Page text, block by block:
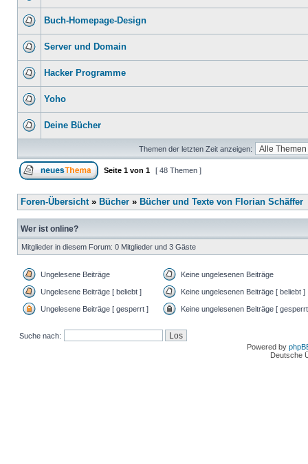
Buch-Homepage-Design
Server und Domain
Hacker Programme
Yoho
Deine Bücher
Themen der letzten Zeit anzeigen:
Seite 1 von 1 [ 48 Themen ]
Foren-Übersicht» Bücher » Bücher und Texte von Florian Schäffer
Wer ist online?
Mitglieder in diesem Forum: 0 Mitglieder und 3 Gäste
Ungelesene Beiträge Keine ungelesenen Beiträge
Ungelesene Beiträge [ beliebt ] Keine ungelesenen Beiträge [ beliebt ]
Ungelesene Beiträge [ gesperrt ] Keine ungelesenen Beiträge [
Suche nach:
Powered by
Deutsche